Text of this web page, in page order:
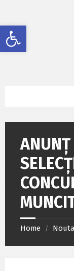
Deschide bara de unelte
content
left
sidebar
footer
ANUNȚ
Home /